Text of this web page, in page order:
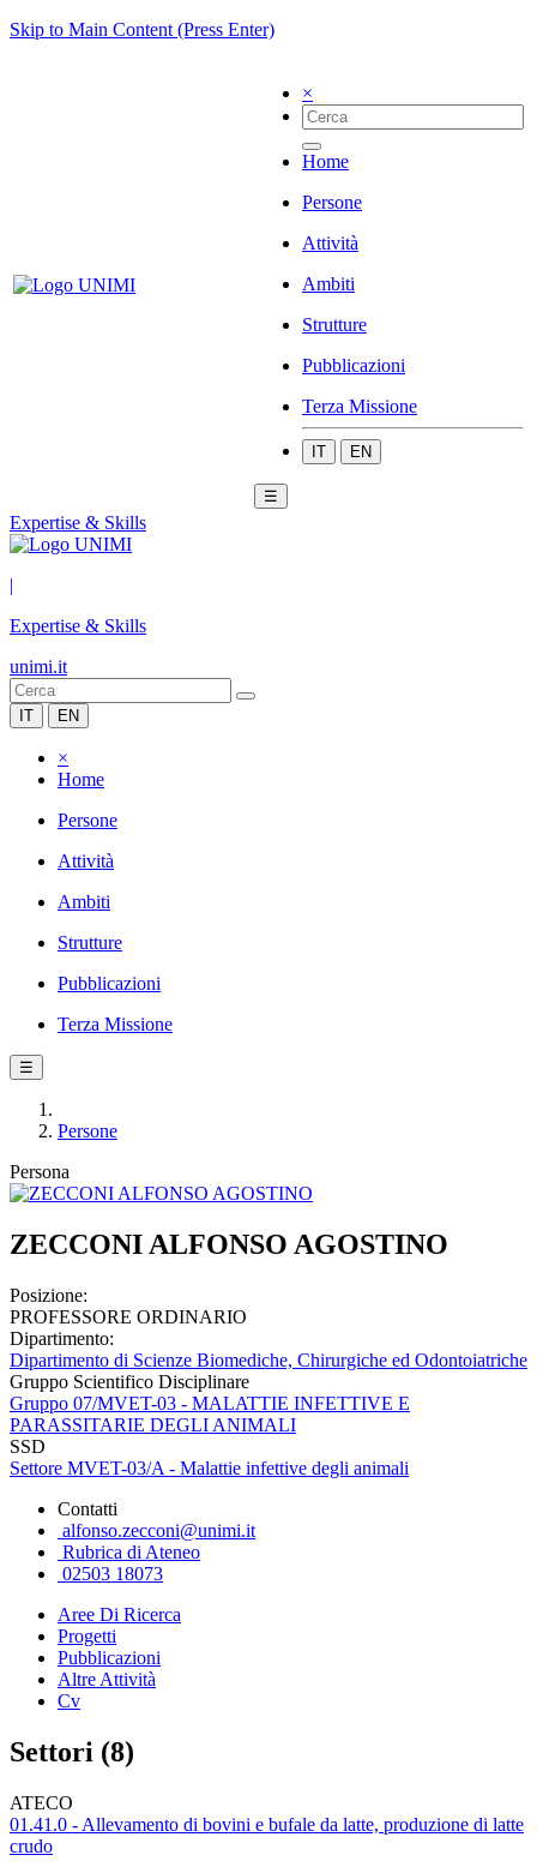
Skip to Main Content (Press Enter)
×
Home
Persone
Attività
Ambiti
Strutture
Pubblicazioni
Terza Missione
IT EN
☰
Expertise & Skills
|
Expertise & Skills
unimi.it
IT EN
×
Home
Persone
Attività
Ambiti
Strutture
Pubblicazioni
Terza Missione
☰
Persone
Persona
ZECCONI ALFONSO AGOSTINO
Posizione:
PROFESSORE ORDINARIO
Dipartimento:
Dipartimento di Scienze Biomediche, Chirurgiche ed Odontoiatriche
Gruppo Scientifico Disciplinare
Gruppo 07/MVET-03 - MALATTIE INFETTIVE E
PARASSITARIE DEGLI ANIMALI
SSD
Settore MVET-03/A - Malattie infettive degli animali
Contatti
alfonso.zecconi@unimi.it
Rubrica di Ateneo
02503 18073
Aree Di Ricerca
Progetti
Pubblicazioni
Altre Attività
Cv
Settori (8)
ATECO
01.41.0 - Allevamento di bovini e bufale da latte, produzione di latte
crudo